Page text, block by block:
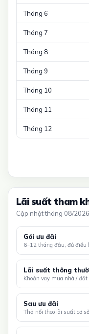
Tháng 6
Tháng 7
Tháng 8
Tháng 9
Tháng 10
Tháng 11
Tháng 12
Lãi suất tham
Cập nhật tháng 08/2026
Gói ưu đãi
6–12 tháng đầu, đủ điều
Lãi suất thông
Khoản vay mua nhà / đất
Sau ưu đãi
Thả nổi theo lãi suất cơ sở